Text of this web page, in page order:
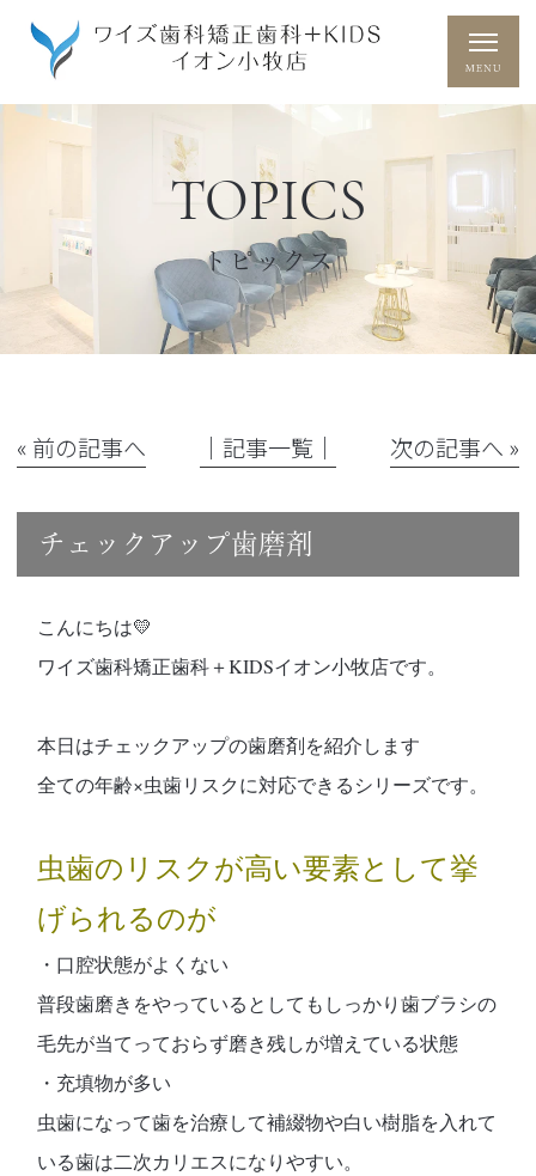
TOPICS
トピックス
« 前の記事へ │記事一覧│ 次の記事へ »
チェックアップ歯磨剤
こんにちは💛
ワイズ歯科矯正歯科＋KIDSイオン小牧店です。
本日はチェックアップの歯磨剤を紹介します
全ての年齢×虫歯リスクに対応できるシリーズです。
虫歯のリスクが高い要素として挙
げられるのが
・口腔状態がよくない
普段歯磨きをやっているとしてもしっかり歯ブラシの
毛先が当てっておらず磨き残しが増えている状態
・充填物が多い
虫歯になって歯を治療して補綴物や白い樹脂を入れて
いる歯は二次カリエスになりやすい。